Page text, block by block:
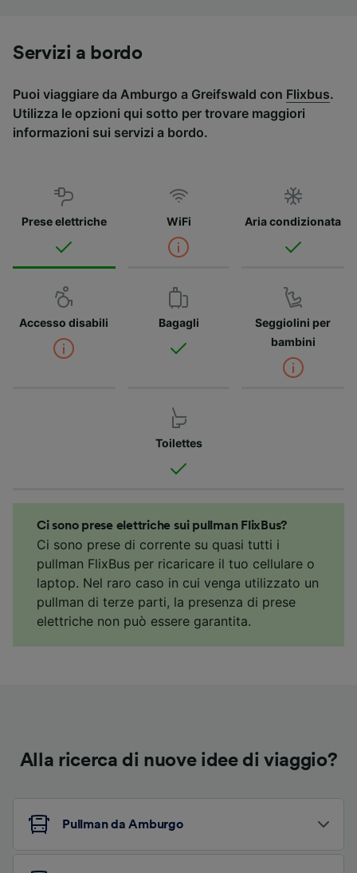
Servizi a bordo
Puoi viaggiare da Amburgo a Greifswald con Flixbus.
Utilizza le opzioni qui sotto per trovare maggiori
informazioni sui servizi a bordo.
Prese elettriche WiFi Aria condizionata
Accesso disabili Bagagli
Seggiolini per
bambini
Toilettes
Ci sono prese elettriche sui pullman FlixBus?
Ci sono prese di corrente su quasi tutti i
pullman FlixBus per ricaricare il tuo cellulare o
laptop. Nel raro caso in cui venga utilizzato un
pullman di terze parti, la presenza di prese
elettriche non può essere garantita.
Alla ricerca di nuove idee di viaggio?
Pullman da Amburgo